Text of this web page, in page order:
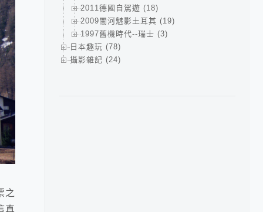
之
真
2011德國自駕遊 (18)
2009闇河魅影土耳其 (19)
1997舊機時代--瑞士 (3)
日本趣玩 (78)
攝影雜記 (24)